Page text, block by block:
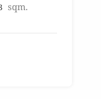
sqm.